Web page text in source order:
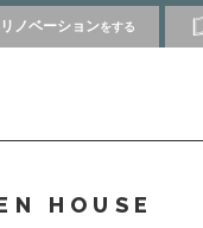
リノベーションをする
HOUSE